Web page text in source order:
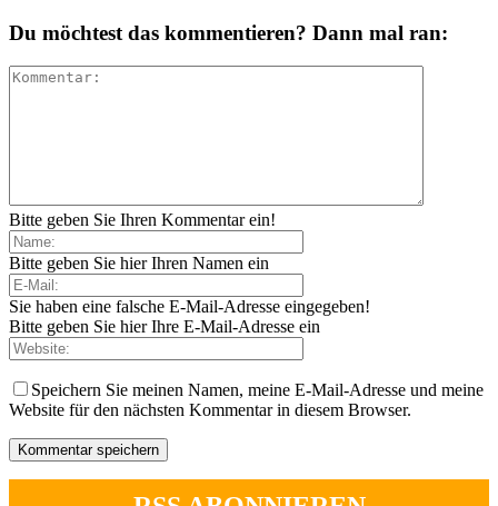
Du möchtest das kommentieren? Dann mal ran:
Bitte geben Sie Ihren Kommentar ein!
Bitte geben Sie hier Ihren Namen ein
Sie haben eine falsche E-Mail-Adresse eingegeben!
Bitte geben Sie hier Ihre E-Mail-Adresse ein
Speichern Sie meinen Namen, meine E-Mail-Adresse und meine
Website für den nächsten Kommentar in diesem Browser.